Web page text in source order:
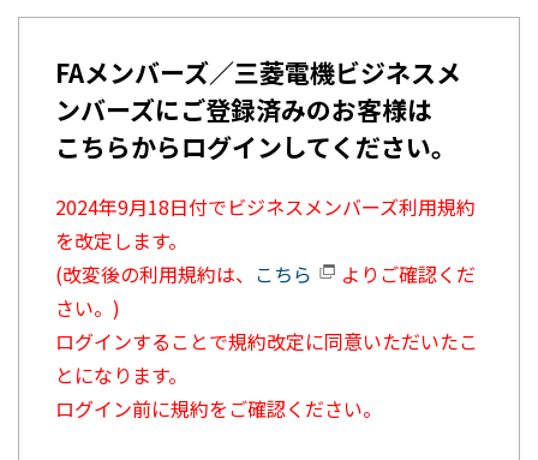
FAメンバーズ／三菱電機ビジネスメ
ンバーズにご登録済みのお客様は
こちらからログインしてください。
2024年9月18日付でビジネスメンバーズ利用規約
を改定します。
(改変後の利用規約は、 こちら
よりご確認くだ
さい。)
ログインすることで規約改定に同意いただいたこ
とになります。
ログイン前に規約をご確認ください。